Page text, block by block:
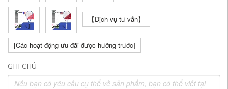
【Dịch vụ tư vấn】
[Các hoạt động ưu đãi được hưởng trước]
GHI CHÚ